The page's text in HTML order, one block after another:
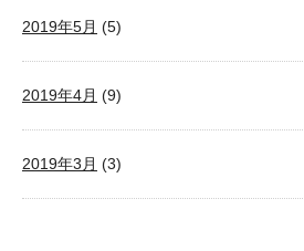
2019年5月 (5)
2019年4月 (9)
2019年3月 (3)